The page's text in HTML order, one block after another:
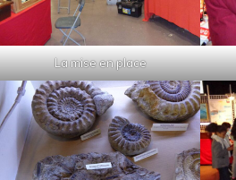
La mise en place